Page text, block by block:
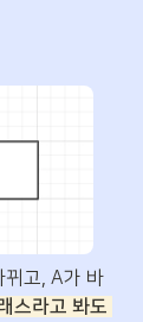
뀌고, A가 바
스라고 봐도